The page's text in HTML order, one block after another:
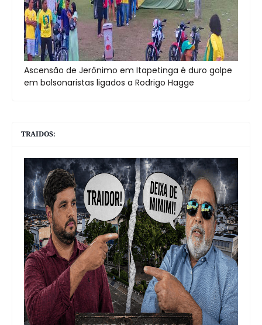
Ascensão de Jerônimo em Itapetinga é duro golpe
em bolsonaristas ligados a Rodrigo Hagge
TRAIDOS: